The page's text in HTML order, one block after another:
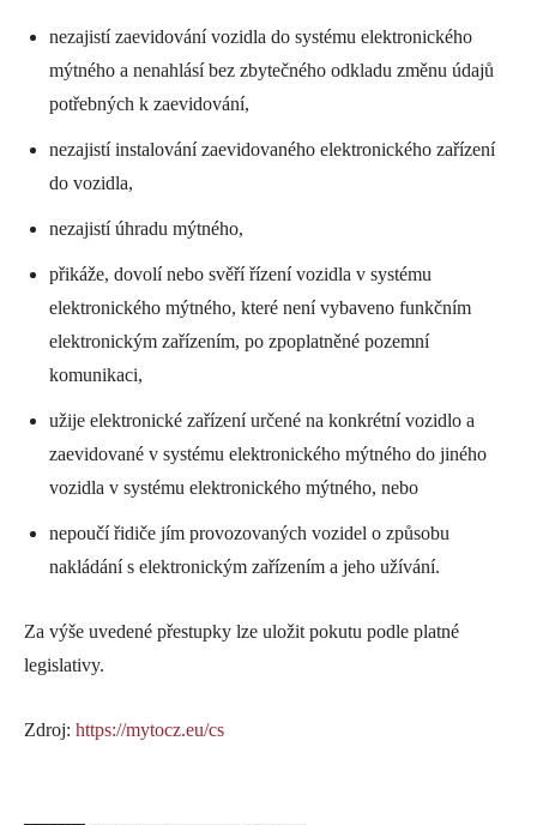
nezajistí zaevidování vozidla do systému elektronického
mýtného a nenahlásí bez zbytečného odkladu změnu údajů
potřebných k zaevidování,
nezajistí instalování zaevidovaného elektronického zařízení
do vozidla,
nezajistí úhradu mýtného,
přikáže, dovolí nebo svěří řízení vozidla v systému
elektronického mýtného, které není vybaveno funkčním
elektronickým zařízením, po zpoplatněné pozemní
komunikaci,
užije elektronické zařízení určené na konkrétní vozidlo a
zaevidované v systému elektronického mýtného do jiného
vozidla v systému elektronického mýtného, nebo
nepoučí řidiče jím provozovaných vozidel o způsobu
nakládání s elektronickým zařízením a jeho užívání.
Za výše uvedené přestupky lze uložit pokutu podle platné
legislativy.
Zdroj: https://mytocz.eu/cs